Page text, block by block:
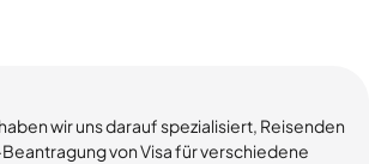
haben wir uns darauf spezialisiert, Reisenden
von Visa für verschiedene